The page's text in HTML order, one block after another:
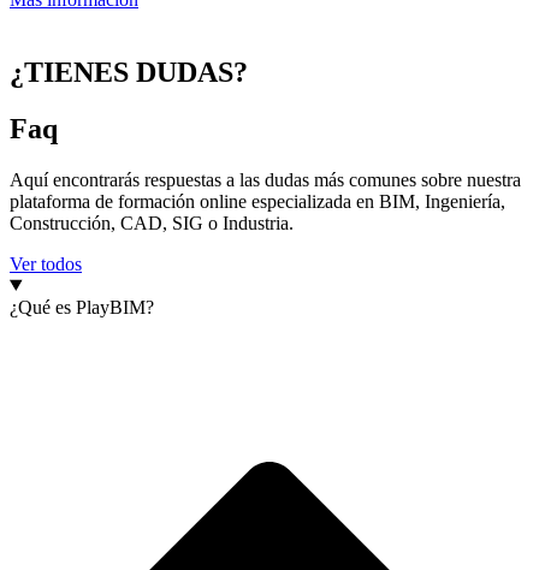
¿TIENES DUDAS?
Faq
Aquí encontrarás respuestas a las dudas más comunes sobre nuestra
plataforma de formación online especializada en BIM, Ingeniería,
Construcción, CAD, SIG o Industria.
Ver todos
¿Qué es PlayBIM?